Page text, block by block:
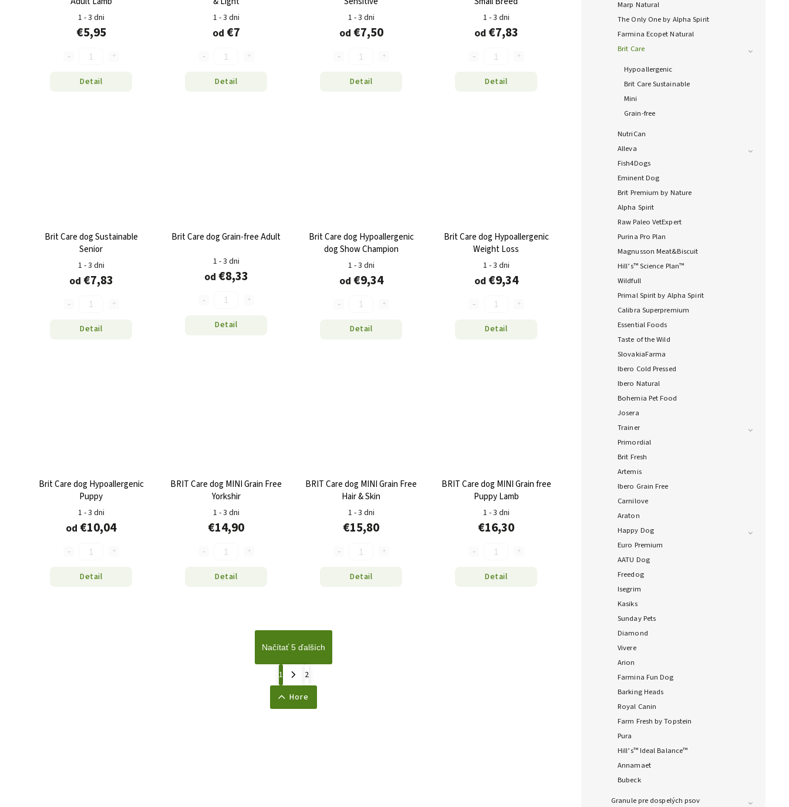
Marp Natural
The Only One by Alpha Spirit
Farmina Ecopet Natural
Brit Care
Hypoallergenic
Brit Care Sustainable
Mini
Grain-free
NutriCan
Alleva
Fish4Dogs
Eminent Dog
Brit Premium by Nature
Alpha Spirit
Raw Paleo VetExpert
Purina Pro Plan
Magnusson Meat&Biscuit
Hill’s™ Science Plan™
Wildfull
Primal Spirit by Alpha Spirit
Calibra Superpremium
Essential Foods
Taste of the Wild
SlovakiaFarma
Ibero Cold Pressed
Ibero Natural
Bohemia Pet Food
Josera
Trainer
Primordial
Brit Fresh
Artemis
Ibero Grain Free
Carnilove
Araton
Happy Dog
Euro Premium
AATU Dog
Freedog
Isegrim
Kasiks
Sunday Pets
Diamond
Vivere
Arion
Farmina Fun Dog
Barking Heads
Royal Canin
Farm Fresh by Topstein
Pura
Hill’s™ Ideal Balance™
Annamaet
Bubeck
Granule pre dospelých psov
1 - 3 dni
€5,95
Detail
1 - 3 dni
od €7
Detail
1 - 3 dni
od €7,50
Detail
1 - 3 dni
od €7,83
Detail
Brit Care dog Sustainable
Senior
1 - 3 dni
od €7,83
Detail
Brit Care dog Grain-free Adult
1 - 3 dni
od €8,33
Detail
Brit Care dog Hypoallergenic
dog Show Champion
1 - 3 dni
od €9,34
Detail
Brit Care dog Hypoallergenic
Weight Loss
1 - 3 dni
od €9,34
Detail
Brit Care dog Hypoallergenic
Puppy
1 - 3 dni
od €10,04
Detail
BRIT Care dog MINI Grain Free
Yorkshir
1 - 3 dni
€14,90
Detail
BRIT Care dog MINI Grain Free
Hair & Skin
1 - 3 dni
€15,80
Detail
BRIT Care dog MINI Grain free
Puppy Lamb
1 - 3 dni
€16,30
Detail
Načítať 5 ďalších
1
2
Hore